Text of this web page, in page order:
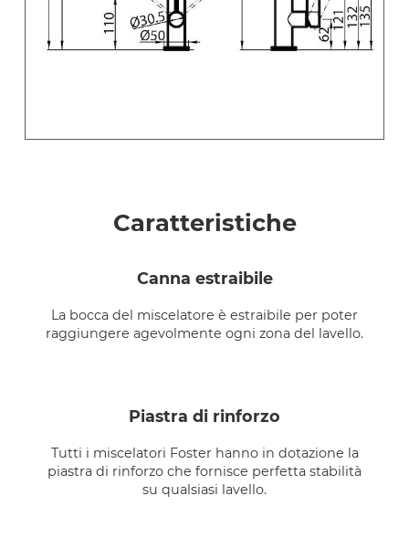
Caratteristiche
canna estraibile
La bocca del miscelatore è estraibile per poter
raggiungere agevolmente ogni zona del lavello.
piastra di rinforzo
Tutti i miscelatori Foster hanno in dotazione la
piastra di rinforzo che fornisce perfetta stabilità
su qualsiasi lavello.